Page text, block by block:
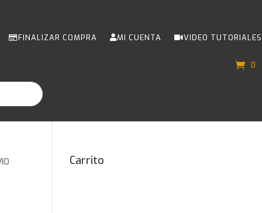
FINALIZAR COMPRA MI CUENTA VIDEO TUTORIALES
0
Carrito